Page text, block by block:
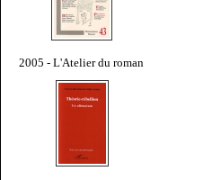
2005 - L'Atelier du roman